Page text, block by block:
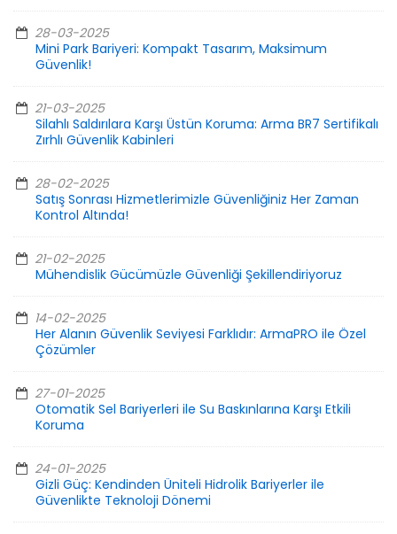
28-03-2025
Mini Park Bariyeri: Kompakt Tasarım, Maksimum
Güvenlik!
21-03-2025
Silahlı Saldırılara Karşı Üstün Koruma: Arma BR7 Sertifikalı
Zırhlı Güvenlik Kabinleri
28-02-2025
Satış Sonrası Hizmetlerimizle Güvenliğiniz Her Zaman
Kontrol Altında!
21-02-2025
Mühendislik Gücümüzle Güvenliği Şekillendiriyoruz
14-02-2025
Her Alanın Güvenlik Seviyesi Farklıdır: ArmaPRO ile Özel
Çözümler
27-01-2025
Otomatik Sel Bariyerleri ile Su Baskınlarına Karşı Etkili
Koruma
24-01-2025
Gizli Güç: Kendinden Üniteli Hidrolik Bariyerler ile
Güvenlikte Teknoloji Dönemi